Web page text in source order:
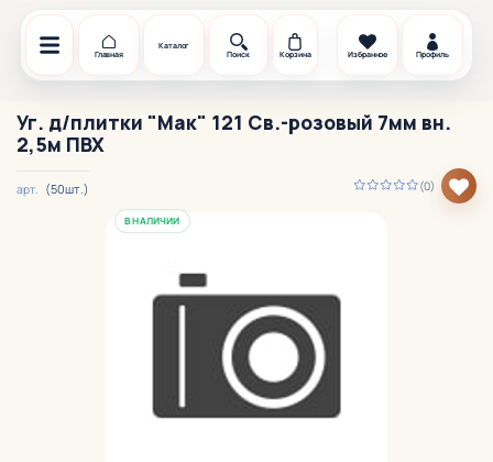
Главная
Каталог
Поиск
Корзина Избранное Профиль
Уг. д/плитки "Мак" 121 Св.-розовый 7мм вн.
2,5м ПВХ
(0)
арт. (50шт.)
В НАЛИЧИИ